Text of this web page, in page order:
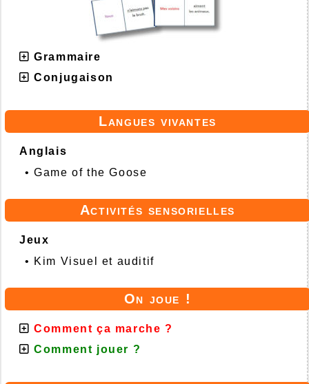
Grammaire
Conjugaison
Langues vivantes
Anglais
•Game of the Goose
Activités sensorielles
Jeux
• Kim Visuel et auditif
On joue !
Comment ça marche ?
Comment jouer ?